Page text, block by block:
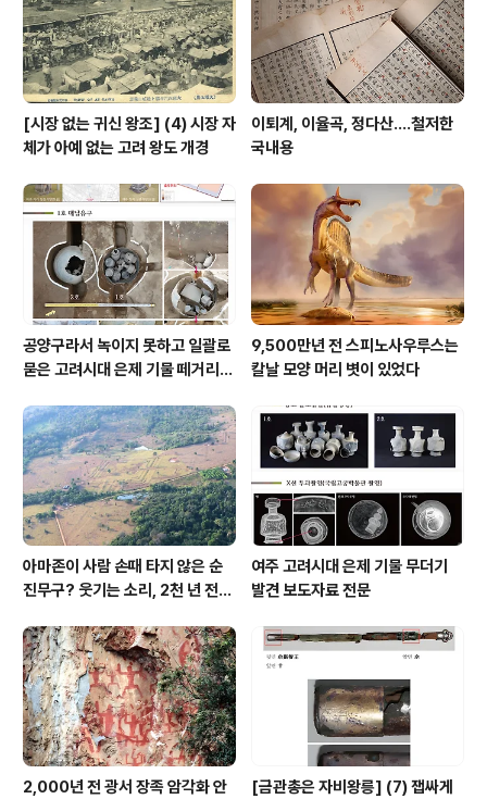
인사가 언제까지 저 게시판에 남을지 모르나 이제 더는 내
가 내 글을 볼 수는 없으니 ..
[시장 없는 귀신 왕조] (4) 시장 자
체가 아예 없는 고려 왕도 개경
이퇴계, 이율곡, 정다산....철저한
국내용
공양구라서 녹이지 못하고 일괄로
묻은 고려시대 은제 기물 떼거리로
9,500만년 전 스피노사우루스는
칼날 모양 머리 볏이 있었다
아마존이 사람 손때 타지 않은 순
진무구? 웃기는 소리, 2천 년 전에
여주 고려시대 은제 기물 무더기
발견 보도자료 전문
2,000년 전 광서 장족 암각화 안 [금관총은 자비왕릉] (7) 잽싸게